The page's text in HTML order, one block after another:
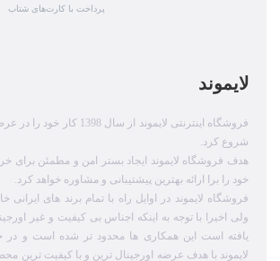
پرداخت با کارت‌های شتاب
لایموند
فروشگاه اینترنتی لایموند از
شروع کرد.
هدف فروشگاه لایموند ایجاد بستر امن و مطمئن برای
خود را برا ارائه بهترین پیشتیبانی و مشاوره خواهد کرد.
فروشگاه لایموند در اوایل راه با تمام برند های
ولی اخیرا با توجه به اینکه اجناس بی کیفیت و غیر
یافته است این همکاری ها محدود تر شده است و در
لایموند با هدف عرضه اورجینال ترین و با کیفیت ترین